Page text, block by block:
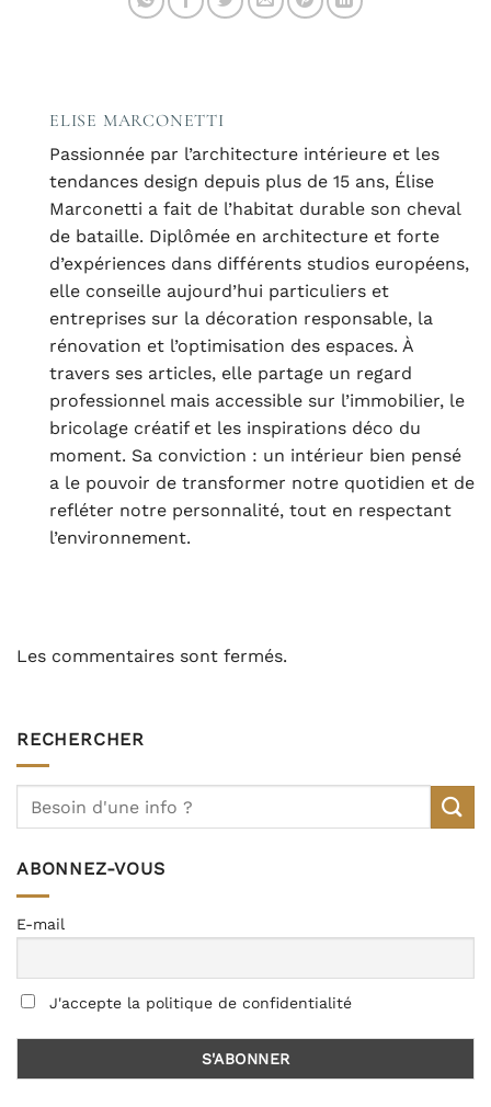
ELISE MARCONETTI
Passionnée par l’architecture intérieure et les
tendances design depuis plus de 15 ans, Élise
Marconetti a fait de l’habitat durable son cheval
de bataille. Diplômée en architecture et forte
d’expériences dans différents studios européens,
elle conseille aujourd’hui particuliers et
entreprises sur la décoration responsable, la
rénovation et l’optimisation des espaces. À
travers ses articles, elle partage un regard
professionnel mais accessible sur l’immobilier, le
bricolage créatif et les inspirations déco du
moment. Sa conviction : un intérieur bien pensé
a le pouvoir de transformer notre quotidien et de
refléter notre personnalité, tout en respectant
l’environnement.
Les commentaires sont fermés.
RECHERCHER
ABONNEZ-VOUS
E-mail
J'accepte la politique de confidentialité